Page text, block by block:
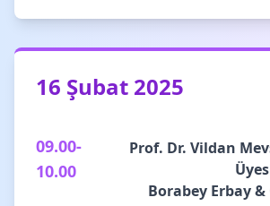
16 Şubat 2025
09.00-
10.00
Prof. Dr. Vildan
Borabey Erbay